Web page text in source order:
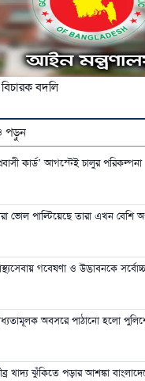
বদলি
পড়ুন
কার্ড’ আগস্টেই চালুর পরিকল্পনা
ভোল পাল্টিয়েছে তারা এখন বেশি
গবেষণা ও উদ্ভাবনকে
অবসরে পাঠানো হলো
খাদ্য ঝুঁকিতে পড়ার আশঙ্কা